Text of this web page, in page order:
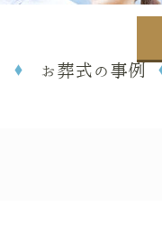
お葬式の事例